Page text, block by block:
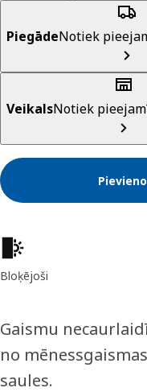
PiegādeNotiek
VeikalsNotiek
Preces īpašības
Bloķējoši
Gaismu
no
saules.